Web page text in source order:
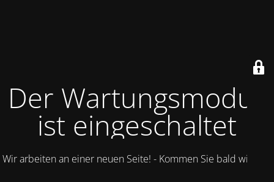
Der Wartungsmodus
ist eingeschaltet
Wir arbeiten an einer neuen Seite! - Kommen Sie bald wieder.